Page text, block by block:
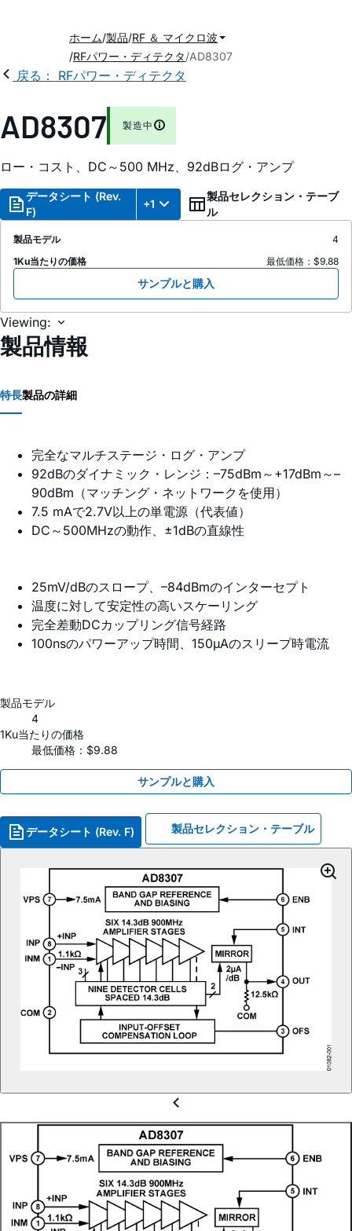
ホーム 製品 RF ＆ マイクロ波
RFパワー・ディテクタ AD8307
戻る： RFパワー・ディテクタ
AD8307 製造中
ロー・コスト、DC～500 MHz、92dBログ・アンプ
データシート (Rev.
F)
+1
製品セレクション・テーブ
ル
製品モデル
4
1Ku当たりの価格
最低価格：$9.88
サンプルと購入
Viewing:
製品情報
特長製品の詳細
完全なマルチステージ・ログ・アンプ
92dBのダイナミック・レンジ：–75dBm～+17dBm～–
90dBm（マッチング・ネットワークを使用）
7.5 mAで2.7V以上の単電源（代表値）
DC～500MHzの動作、±1dBの直線性
25mV/dBのスロープ、–84dBmのインターセプト
温度に対して安定性の高いスケーリング
完全差動DCカップリング信号経路
100nsのパワーアップ時間、150µAのスリープ時電流
製品モデル
4
1Ku当たりの価格
最低価格：$9.88
サンプルと購入
データシート (Rev. F) 製品セレクション・テーブル